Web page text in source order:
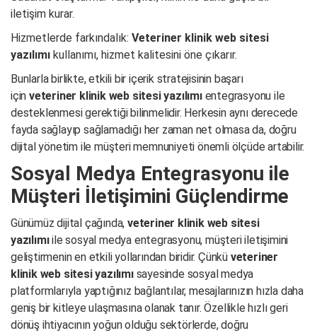
iletişim kurar.
Hizmetlerde farkındalık: Veteriner klinik web sitesi
yazılımı kullanımı, hizmet kalitesini öne çıkarır.
Bunlarla birlikte, etkili bir içerik stratejisinin başarı
için veteriner klinik web sitesi yazılımıentegrasyonu ile
desteklenmesi gerektiği bilinmelidir. Herkesin aynı derecede
fayda sağlayıp sağlamadığı her zaman net olmasa da, doğru
dijital yönetim ile müşteri memnuniyeti önemli ölçüde artabilir.
Sosyal Medya Entegrasyonu ile
Müşteri İletişimini Güçlendirme
Günümüz dijital çağında, veteriner klinik web sitesi
yazılımıile sosyal medya entegrasyonu, müşteri iletişimini
geliştirmenin en etkili yollarından biridir. Çünkü veteriner
klinik web sitesi yazılımısayesinde sosyal medya
platformlarıyla yaptığınız bağlantılar, mesajlarınızın hızla daha
geniş bir kitleye ulaşmasına olanak tanır. Özellikle hızlı geri
dönüş ihtiyacının yoğun olduğu sektörlerde, doğru